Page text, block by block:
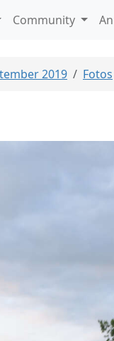
Community
2019 Fotos